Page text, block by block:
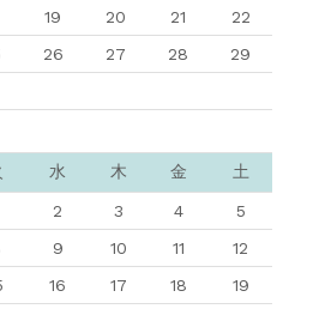
19 20 21
22
26 27 28
29
水 木 金 土
2 3 4
5
9 10 11
12
16 17 18
19